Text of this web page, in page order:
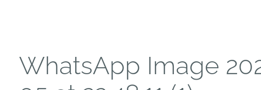
WhatsApp Image